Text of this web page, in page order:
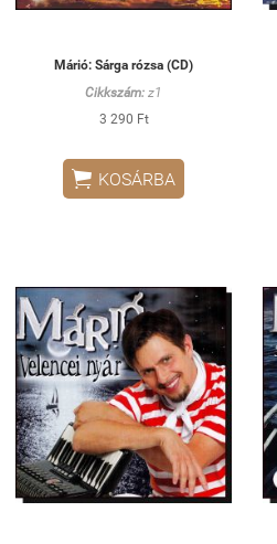
Márió: Sárga rózsa (CD)
Cikkszám: z1
3 290 Ft
 KOSÁRBA